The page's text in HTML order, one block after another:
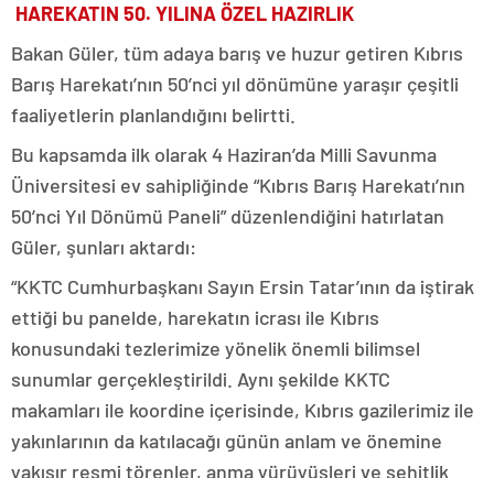
HAREKATIN 50. YILINA ÖZEL HAZIRLIK
Bakan Güler, tüm adaya barış ve huzur getiren Kıbrıs
Barış Harekatı’nın 50’nci yıl dönümüne yaraşır çeşitli
faaliyetlerin planlandığını belirtti.
Bu kapsamda ilk olarak 4 Haziran’da Milli Savunma
Üniversitesi ev sahipliğinde “Kıbrıs Barış Harekatı’nın
50’nci Yıl Dönümü Paneli” düzenlendiğini hatırlatan
Güler, şunları aktardı:
“KKTC Cumhurbaşkanı Sayın Ersin Tatar’ının da iştirak
ettiği bu panelde, harekatın icrası ile Kıbrıs
konusundaki tezlerimize yönelik önemli bilimsel
sunumlar gerçekleştirildi. Aynı şekilde KKTC
makamları ile koordine içerisinde, Kıbrıs gazilerimiz ile
yakınlarının da katılacağı günün anlam ve önemine
yakışır resmi törenler, anma yürüyüşleri ve şehitlik